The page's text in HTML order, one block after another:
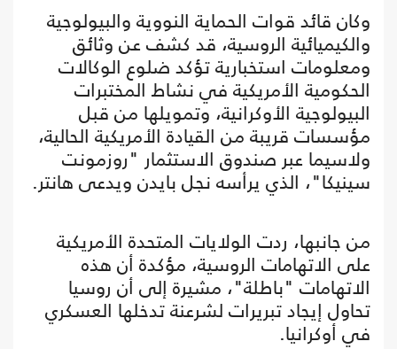
وكان قائد قوات الحماية النووية والبيولوجية
والكيميائية الروسية، قد كشف عن وثائق
ومعلومات استخبارية تؤكد ضلوع الوكالات
الحكومية الأمريكية في نشاط المختبرات
البيولوجية الأوكرانية، وتمويلها من قبل
مؤسسات قريبة من القيادة الأمريكية الحالية،
ولاسيما عبر صندوق الاستثمار "روزمونت
سينيكا"، الذي يرأسه نجل بايدن ويدعى هانتر.
من جانبها، ردت الولايات المتحدة الأمريكية
على الاتهامات الروسية، مؤكدة أن هذه
الاتهامات "باطلة"، مشيرة إلى أن روسيا
تحاول إيجاد تبريرات لشرعنة تدخلها العسكري
في أوكرانيا.